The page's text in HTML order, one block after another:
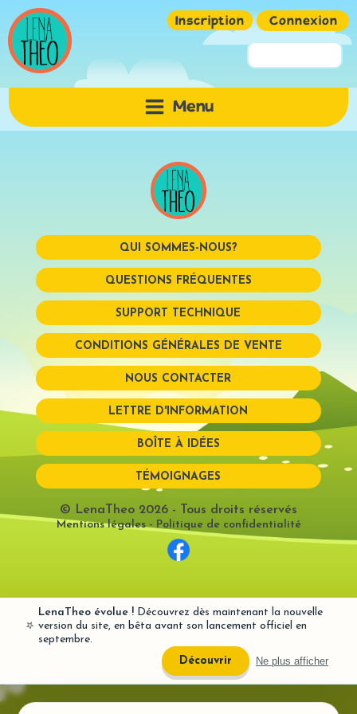
Inscription Connexion
Mot de passe
Mémoriser
Mot de passe perdu?
Menu
QUI SOMMES-NOUS?
QUESTIONS FRÉQUENTES
SUPPORT TECHNIQUE
CONDITIONS GÉNÉRALES DE VENTE
NOUS CONTACTER
LETTRE D'INFORMATION
BOÎTE À IDÉES
TÉMOIGNAGES
© LenaTheo 2026 - Tous droits réservés
Mentions légales-Politique de confidentialité
⭐
LenaTheo évolue ! Découvrez dès maintenant la nouvelle
version du site, en bêta avant son lancement officiel en
septembre.
Découvrir
Ne plus afficher